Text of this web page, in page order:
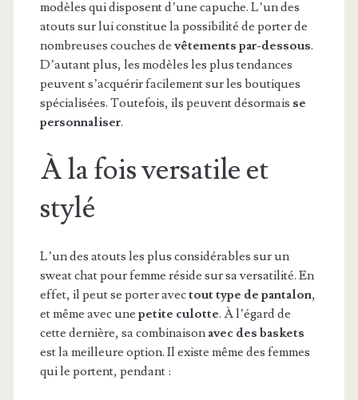
modèles qui disposent d’une capuche. L’un des
atouts sur lui constitue la possibilité de porter de
nombreuses couches de vêtements par-dessous.
D’autant plus, les modèles les plus tendances
peuvent s’acquérir facilement sur les boutiques
spécialisées. Toutefois, ils peuvent désormais se
personnaliser.
À la fois versatile et
stylé
L’un des atouts les plus considérables sur un
sweat chat pour femme réside sur sa versatilité. En
effet, il peut se porter avectout type de pantalon,
et même avec une petite culotte. À l’égard de
cette dernière, sa combinaison avec des baskets
est la meilleure option. Il existe même des femmes
qui le portent, pendant :